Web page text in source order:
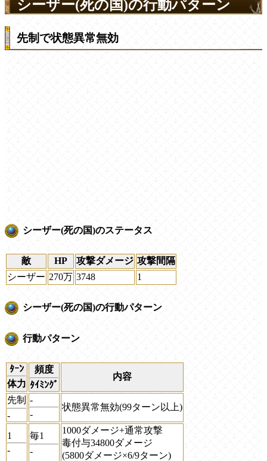
シーザー(死の国)の行動パターン
先制で状態異常無効
シーザー(死の国)のステータス
敵 HP 攻撃ダメージ 攻撃間隔
シーザー 270万 3748 1
シーザー(死の国)の行動パターン
行動パターン
ﾀｰﾝ
体力
頻度
ﾀｲﾐﾝｸﾞ
内容
先制
-
-
-
状態異常無効(99ターン以上)
1
-
毎1
-
1000ダメージ+通常攻撃
毒付与34800ダメージ
(5800ダメージ×6/9ターン)